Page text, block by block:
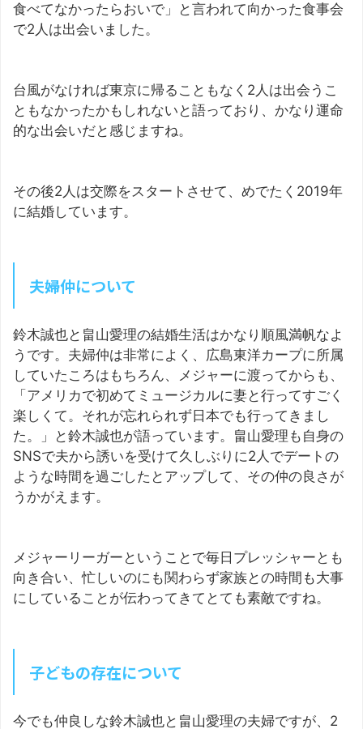
食べてなかったらおいで」と言われて向かった食事会
で2人は出会いました。
台風がなければ東京に帰ることもなく2人は出会うこ
ともなかったかもしれないと語っており、かなり運命
的な出会いだと感じますね。
その後2人は交際をスタートさせて、めでたく2019年
に結婚しています。
夫婦仲について
鈴木誠也と畠山愛理の結婚生活はかなり順風満帆なよ
うです。夫婦仲は非常によく、広島東洋カープに所属
していたころはもちろん、メジャーに渡ってからも、
「アメリカで初めてミュージカルに妻と行ってすごく
楽しくて。それが忘れられず日本でも行ってきまし
た。」と鈴木誠也が語っています。畠山愛理も自身の
SNSで夫から誘いを受けて久しぶりに2人でデートの
ような時間を過ごしたとアップして、その仲の良さが
うかがえます。
メジャーリーガーということで毎日プレッシャーとも
向き合い、忙しいのにも関わらず家族との時間も大事
にしていることが伝わってきてとても素敵ですね。
子どもの存在について
今でも仲良しな鈴木誠也と畠山愛理の夫婦ですが、2